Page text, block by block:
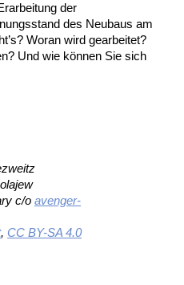
der
des Neubaus am
Woran wird gearbeitet?
Und wie können Sie sich
c/o avenger-
, CC BY-SA 4.0